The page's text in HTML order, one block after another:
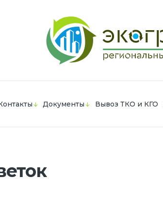
Документы Вывоз ТКО и КГО